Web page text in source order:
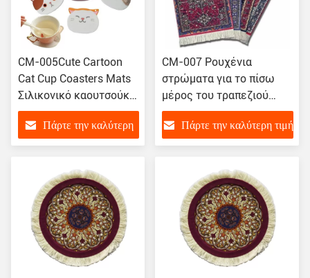
CM-005Cute Cartoon
Cat Cup Coasters Mats
Σιλικονικό καουτσούκ
Coaster Heater
Πάρτε την καλύτερη
CM-007 Ρουχένια
στρώματα για το πίσω
μέρος του τραπεζιού
Κάλυψη τραπεζιού
Ανατολικό ύφασμα
στρώμα για ποτό
πίσω μέρος του
τραπεζιού
Πάρτε την καλύτερη τιμή